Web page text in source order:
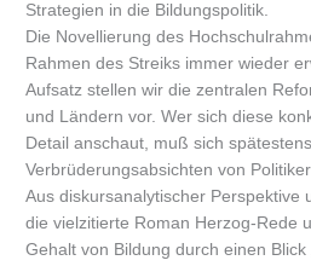
Strategien in die Bildungspolitik.
Die Novellierung des
Rahmen des Streiks immer wieder
Aufsatz stellen wir die zentralen
und Ländern vor. Wer sich diese
Detail anschaut, muß sich
Verbrüderungsabsichten von
Aus diskursanalytischer Perspektive
die vielzitierte Roman Herzog-Rede
Gehalt von Bildung durch einen Blick